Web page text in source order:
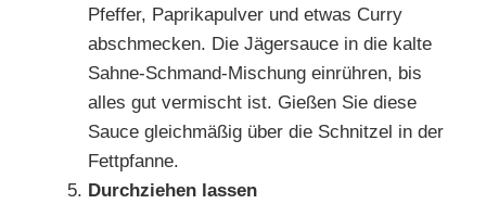
Pfeffer, Paprikapulver und etwas Curry
abschmecken. Die Jägersauce in die kalte
Sahne-Schmand-Mischung einrühren, bis
alles gut vermischt ist. Gießen Sie diese
Sauce gleichmäßig über die Schnitzel in der
Fettpfanne.
Durchziehen lassen